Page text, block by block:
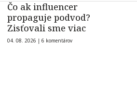
Čo ak influencer
propaguje podvod?
Zisťovali sme viac
04. 08. 2026 | 6 komentárov